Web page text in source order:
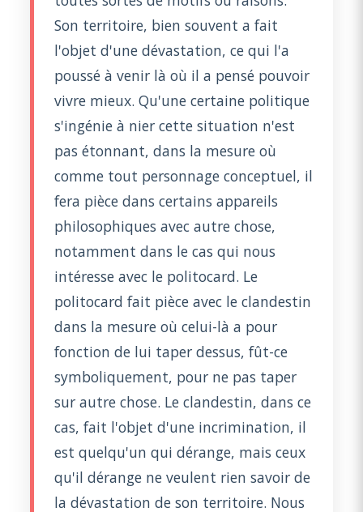
Son territoire, bien souvent a fait
l'objet d'une dévastation, ce qui l'a
poussé à venir là où il a pensé pouvoir
vivre mieux. Qu'une certaine politique
s'ingénie à nier cette situation n'est
pas étonnant, dans la mesure où
comme tout personnage conceptuel, il
fera pièce dans certains appareils
philosophiques avec autre chose,
notamment dans le cas qui nous
intéresse avec le politocard. Le
politocard fait pièce avec le clandestin
dans la mesure où celui-là a pour
fonction de lui taper dessus, fût-ce
symboliquement, pour ne pas taper
sur autre chose. Le clandestin, dans ce
cas, fait l'objet d'une incrimination, il
est quelqu'un qui dérange, mais ceux
qu'il dérange ne veulent rien savoir de
la dévastation de son territoire. Nous